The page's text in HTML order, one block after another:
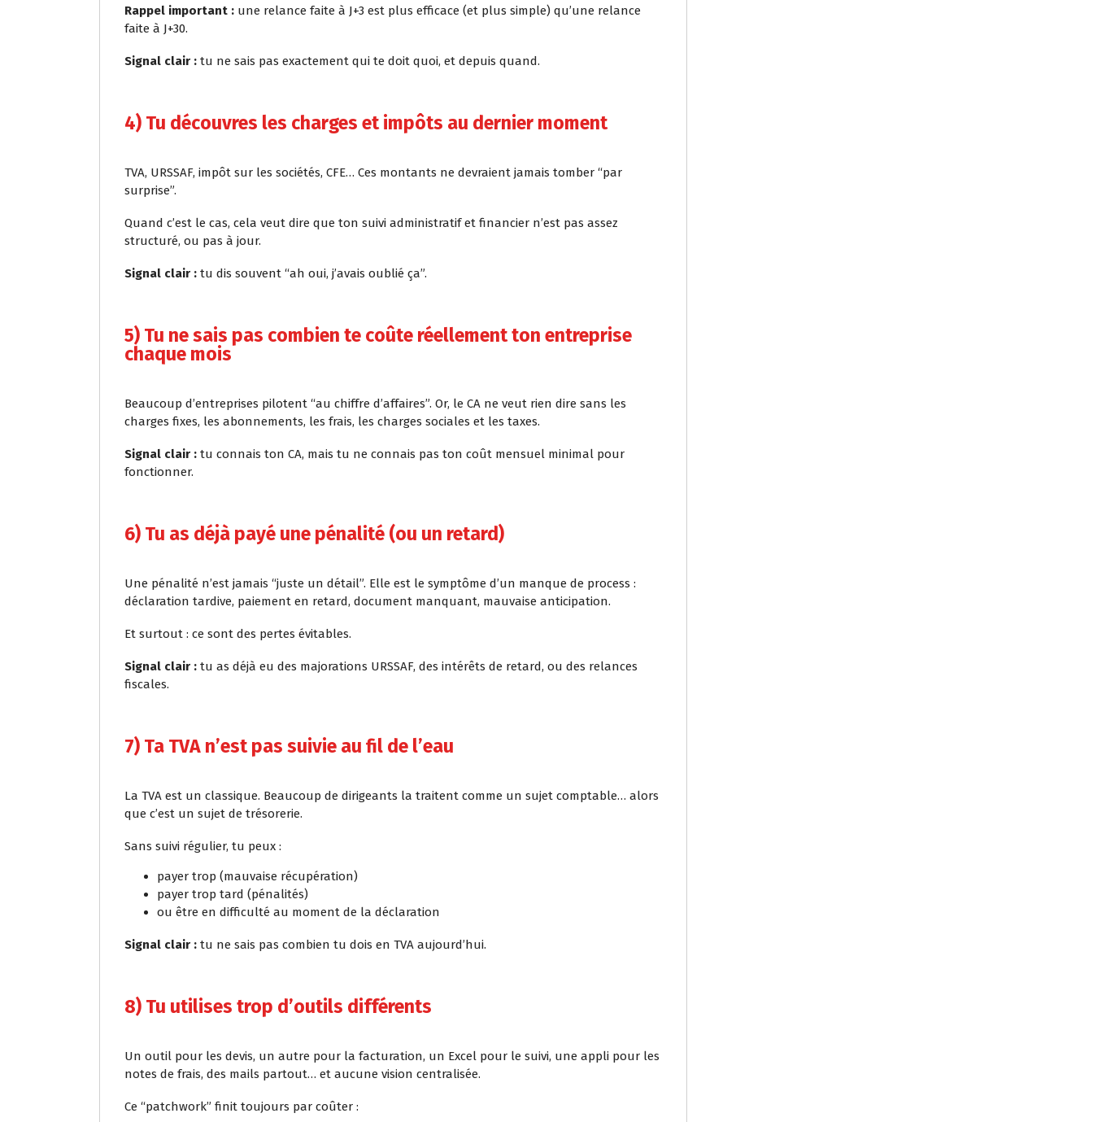
Rappel important : une relance faite à J+3 est plus efficace (et plus simple) qu’une relance
faite à J+30.
Signal clair : tu ne sais pas exactement qui te doit quoi, et depuis quand.
4) Tu découvres les charges et impôts au dernier moment
TVA, URSSAF, impôt sur les sociétés, CFE… Ces montants ne devraient jamais tomber “par
surprise”.
Quand c’est le cas, cela veut dire que ton suivi administratif et financier n’est pas assez
structuré, ou pas à jour.
Signal clair : tu dis souvent “ah oui, j’avais oublié ça”.
5) Tu ne sais pas combien te coûte réellement ton entreprise
chaque mois
Beaucoup d’entreprises pilotent “au chiffre d’affaires”. Or, le CA ne veut rien dire sans les
charges fixes, les abonnements, les frais, les charges sociales et les taxes.
Signal clair : tu connais ton CA, mais tu ne connais pas ton coût mensuel minimal pour
fonctionner.
6) Tu as déjà payé une pénalité (ou un retard)
Une pénalité n’est jamais “juste un détail”. Elle est le symptôme d’un manque de process :
déclaration tardive, paiement en retard, document manquant, mauvaise anticipation.
Et surtout : ce sont des pertes évitables.
Signal clair : tu as déjà eu des majorations URSSAF, des intérêts de retard, ou des relances
fiscales.
7) Ta TVA n’est pas suivie au fil de l’eau
La TVA est un classique. Beaucoup de dirigeants la traitent comme un sujet comptable… alors
que c’est un sujet de trésorerie.
Sans suivi régulier, tu peux :
payer trop (mauvaise récupération)
payer trop tard (pénalités)
ou être en difficulté au moment de la déclaration
Signal clair : tu ne sais pas combien tu dois en TVA aujourd’hui.
8) Tu utilises trop d’outils différents
Un outil pour les devis, un autre pour la facturation, un Excel pour le suivi, une appli pour les
notes de frais, des mails partout… et aucune vision centralisée.
Ce “patchwork” finit toujours par coûter :